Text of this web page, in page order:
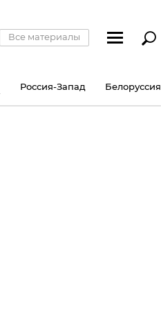
Все материалы
Россия-Запад Белоруссия